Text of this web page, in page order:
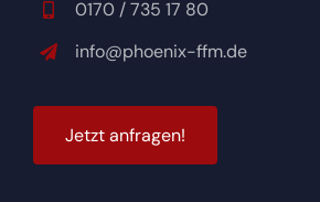
0170 / 735 17 80
info@phoenix-ffm.de
Jetzt anfragen!